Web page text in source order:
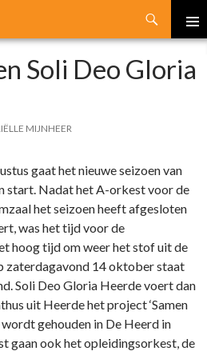
MENU
Soli Deo Gloria
MIJNHEER
gaat het nieuwe seizoen van
start. Nadat het A-orkest voor de
het seizoen heeft afgesloten
was het tijd voor de
hoog tijd om weer het stof uit de
zaterdagavond 14 oktober staat
Soli Deo Gloria Heerde voert dan
uit Heerde het project ‘Samen
gehouden in De Heerd in
gaan ook het opleidingsorkest, de